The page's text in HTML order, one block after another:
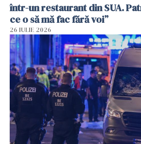
într-un restaurant din SUA.
ce o să mă fac fără voi”
26 IULIE 2026